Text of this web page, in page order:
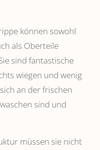
können sowohl
als Oberteile
sind fantastische
wiegen und wenig
an der frischen
sind und
müssen sie nicht